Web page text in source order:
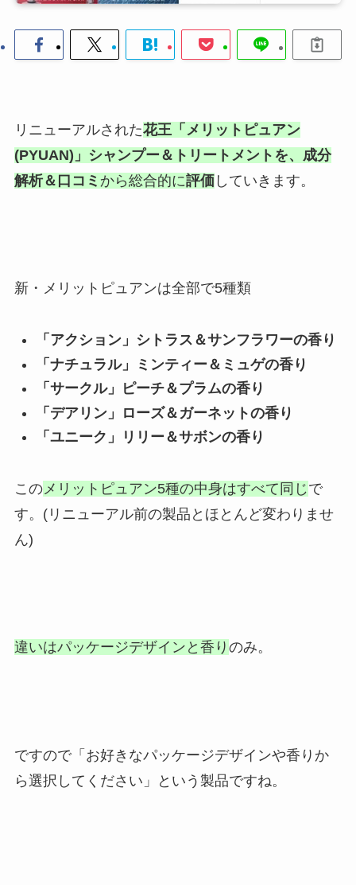
リニューアルされた花王「メリットピュアン
(PYUAN)」シャンプー＆トリートメントを、成分
解析＆口コミ から総合的に評価していきます。
新・メリットピュアンは全部で5種類
「アクション」シトラス＆サンフラワーの香り
「ナチュラル」ミンティー＆ミュゲの香り
「サークル」ピーチ＆プラムの香り
「デアリン」ローズ＆ガーネットの香り
「ユニーク」リリー＆サボンの香り
このメリットピュアン5種の中身はすべて同じで
す。(リニューアル前の製品とほとんど変わりませ
ん)
違いはパッケージデザインと香り のみ。
ですので「お好きなパッケージデザインや香りか
ら選択してください」という製品ですね。